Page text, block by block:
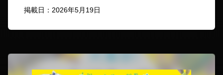
掲載日：2026年5月19日